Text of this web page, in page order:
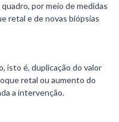
por meio de medidas
retal e de novas biópsias
isto é, duplicação do valor
retal ou aumento do
a intervenção.